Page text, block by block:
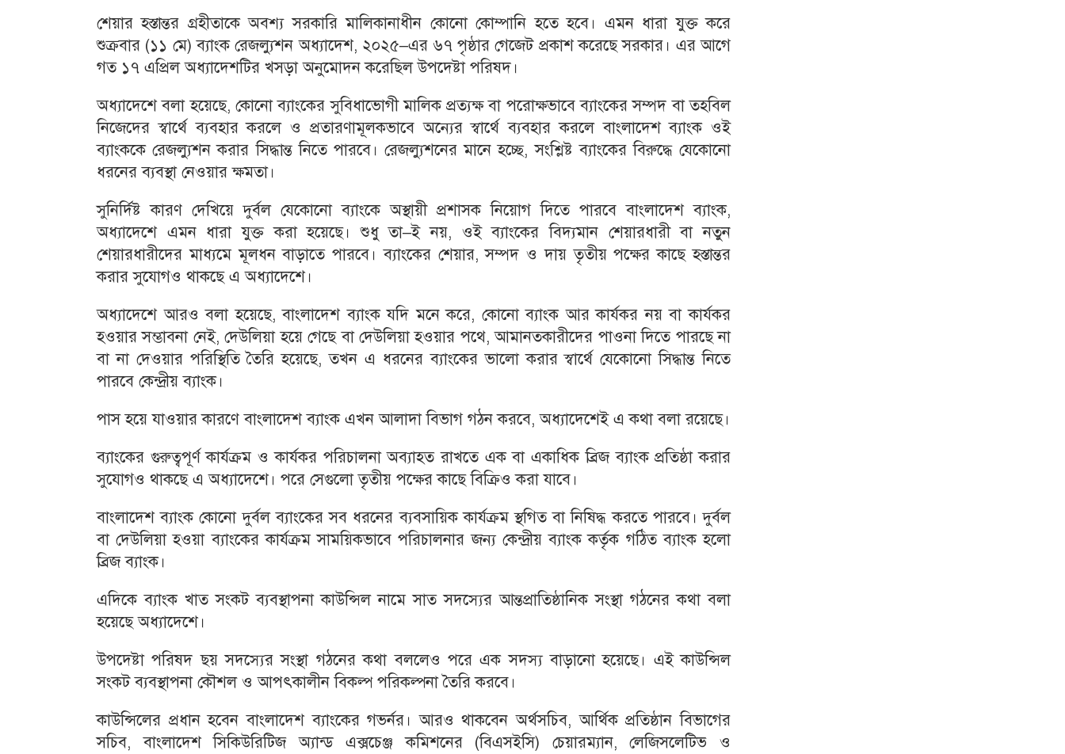
শেয়ার হস্তান্তর গ্রহীতাকে অবশ্য সরকারি মালিকানাধীন কোনো কোম্পানি হতে হবে। এমন ধারা যুক্ত করে
শুক্রবার (১১ মে) ব্যাংক রেজল্যুশন অধ্যাদেশ, ২০২৫–এর ৬৭ পৃষ্ঠার গেজেট প্রকাশ করেছে সরকার। এর আগে
গত ১৭ এপ্রিল অধ্যাদেশটির খসড়া অনুমোদন করেছিল উপদেষ্টা পরিষদ।
অধ্যাদেশে বলা হয়েছে, কোনো ব্যাংকের সুবিধাভোগী মালিক প্রত্যক্ষ বা পরোক্ষভাবে ব্যাংকের সম্পদ বা তহবিল
নিজেদের স্বার্থে ব্যবহার করলে ও প্রতারণামূলকভাবে অন্যের স্বার্থে ব্যবহার করলে বাংলাদেশ ব্যাংক ওই
ব্যাংককে রেজল্যুশন করার সিদ্ধান্ত নিতে পারবে। রেজল্যুশনের মানে হচ্ছে, সংশ্লিষ্ট ব্যাংকের বিরুদ্ধে যেকোনো
ধরনের ব্যবস্থা নেওয়ার ক্ষমতা।
সুনির্দিষ্ট কারণ দেখিয়ে দুর্বল যেকোনো ব্যাংকে অস্থায়ী প্রশাসক নিয়োগ দিতে পারবে বাংলাদেশ ব্যাংক,
অধ্যাদেশে এমন ধারা যুক্ত করা হয়েছে। শুধু তা–ই নয়, ওই ব্যাংকের বিদ্যমান শেয়ারধারী বা নতুন
শেয়ারধারীদের মাধ্যমে মূলধন বাড়াতে পারবে। ব্যাংকের শেয়ার, সম্পদ ও দায় তৃতীয় পক্ষের কাছে হস্তান্তর
করার সুযোগও থাকছে এ অধ্যাদেশে।
অধ্যাদেশে আরও বলা হয়েছে, বাংলাদেশ ব্যাংক যদি মনে করে, কোনো ব্যাংক আর কার্যকর নয় বা কার্যকর
হওয়ার সম্ভাবনা নেই, দেউলিয়া হয়ে গেছে বা দেউলিয়া হওয়ার পথে, আমানতকারীদের পাওনা দিতে পারছে না
বা না দেওয়ার পরিস্থিতি তৈরি হয়েছে, তখন এ ধরনের ব্যাংকের ভালো করার স্বার্থে যেকোনো সিদ্ধান্ত নিতে
পারবে কেন্দ্রীয় ব্যাংক।
পাস হয়ে যাওয়ার কারণে বাংলাদেশ ব্যাংক এখন আলাদা বিভাগ গঠন করবে, অধ্যাদেশেই এ কথা বলা রয়েছে।
ব্যাংকের গুরুত্বপূর্ণ কার্যক্রম ও কার্যকর পরিচালনা অব্যাহত রাখতে এক বা একাধিক ব্রিজ ব্যাংক প্রতিষ্ঠা করার
সুযোগও থাকছে এ অধ্যাদেশে। পরে সেগুলো তৃতীয় পক্ষের কাছে বিক্রিও করা যাবে।
বাংলাদেশ ব্যাংক কোনো দুর্বল ব্যাংকের সব ধরনের ব্যবসায়িক কার্যক্রম স্থগিত বা নিষিদ্ধ করতে পারবে। দুর্বল
বা দেউলিয়া হওয়া ব্যাংকের কার্যক্রম সাময়িকভাবে পরিচালনার জন্য কেন্দ্রীয় ব্যাংক কর্তৃক গঠিত ব্যাংক হলো
ব্রিজ ব্যাংক।
এদিকে ব্যাংক খাত সংকট ব্যবস্থাপনা কাউন্সিল নামে সাত সদস্যের আন্তপ্রাতিষ্ঠানিক সংস্থা গঠনের কথা বলা
হয়েছে অধ্যাদেশে।
উপদেষ্টা পরিষদ ছয় সদস্যের সংস্থা গঠনের কথা বললেও পরে এক সদস্য বাড়ানো হয়েছে। এই কাউন্সিল
সংকট ব্যবস্থাপনা কৌশল ও আপৎকালীন বিকল্প পরিকল্পনা তৈরি করবে।
কাউন্সিলের প্রধান হবেন বাংলাদেশ ব্যাংকের গভর্নর। আরও থাকবেন অর্থসচিব, আর্থিক প্রতিষ্ঠান বিভাগের
সচিব, বাংলাদেশ সিকিউরিটিজ অ্যান্ড এক্সচেঞ্জ কমিশনের (বিএসইসি) চেয়ারম্যান, লেজিসলেটিভ ও